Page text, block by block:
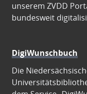
unserem ZVDD
bundesweit
DigiWunschbuch
Die